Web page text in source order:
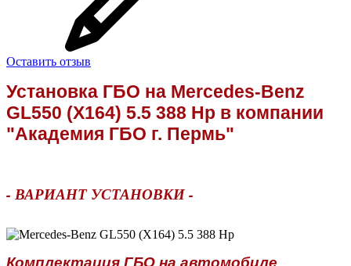
Оставить отзыв
Установка ГБО на Mercedes-Benz
GL550 (X164) 5.5 388 Hp в компании
"Академия ГБО г. Пермь"
- ВАРИАНТ УСТАНОВКИ -
Комплектация ГБО на автомобиле